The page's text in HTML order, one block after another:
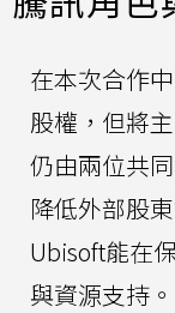
在本次合作
股權，但將
仍由兩位共
降低外部股
Ubisoft能在
與資源支持。